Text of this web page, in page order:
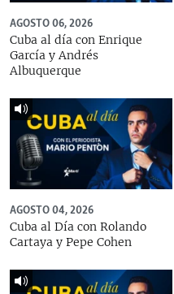
AGOSTO 06, 2026
Cuba al día con Enrique
García y Andrés
Albuquerque
AGOSTO 04, 2026
Cuba al Día con Rolando
Cartaya y Pepe Cohen